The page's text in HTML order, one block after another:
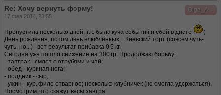
Olga_A
Re: Хочу вернуть форму!
17 фев 2014, 23:55
Пропустила несколько дней, т.к. была куча событий и сбой в диете
(
День рождения, потом день влюблённых... Киевский торт (совсем чуть-
чуть, но...) - вот результат прибавка 0,5 кг.
Сегодня уже пошло снижение на 300 гр. Продолжаю борьбу:
- завтрак - омлет с отрубями и чай;
- обед - куриная нога;
- полдник - сыр;
- ужин - кур. филе отварное; несколько клубничек (не смогла удержаться).
Посмотрим, что скажут весы завтра.